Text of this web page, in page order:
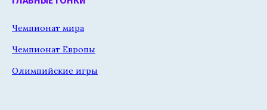
Чемпионат мира
Чемпионат Европы
Олимпийские игры